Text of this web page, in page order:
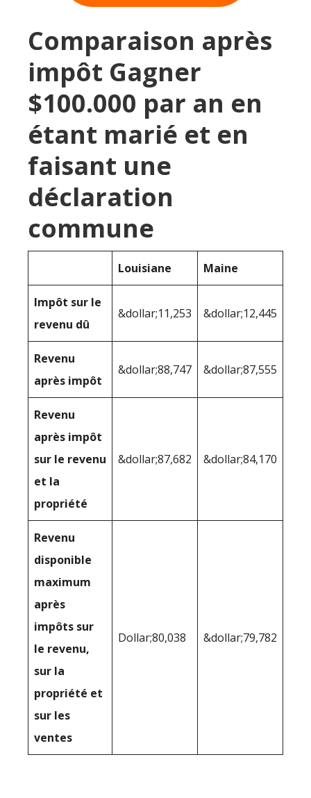
Comparaison après
impôt Gagner
$100.000 par an en
étant marié et en
faisant une
déclaration
commune
Louisiane Maine
Impôt sur le
revenu dû
&dollar;11,253 &dollar;12,445
Revenu
après impôt
&dollar;88,747 &dollar;87,555
Revenu
après impôt
sur le revenu
et la
propriété
&dollar;87,682 &dollar;84,170
Revenu
disponible
maximum
après
impôts sur
le revenu,
sur la
propriété et
sur les
ventes
Dollar;80,038 &dollar;79,782